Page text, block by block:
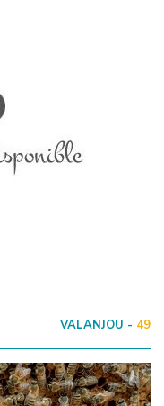
VALANJOU - 49